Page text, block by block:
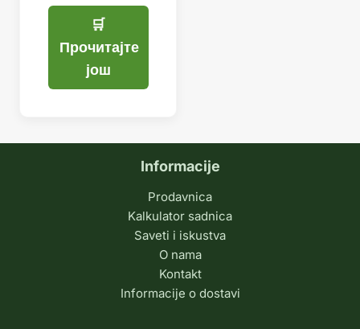
Прочитајте
још
Informacije
Prodavnica
Kalkulator sadnica
Saveti i iskustva
O nama
Kontakt
Informacije o dostavi